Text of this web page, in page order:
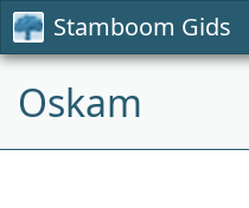
Stamboom Gids
Oskam